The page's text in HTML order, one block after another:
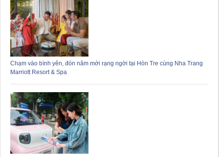
Chạm vào bình yên, đón năm mới rạng ngời tại Hòn Tre cùng Nha Trang
Marriott Resort & Spa